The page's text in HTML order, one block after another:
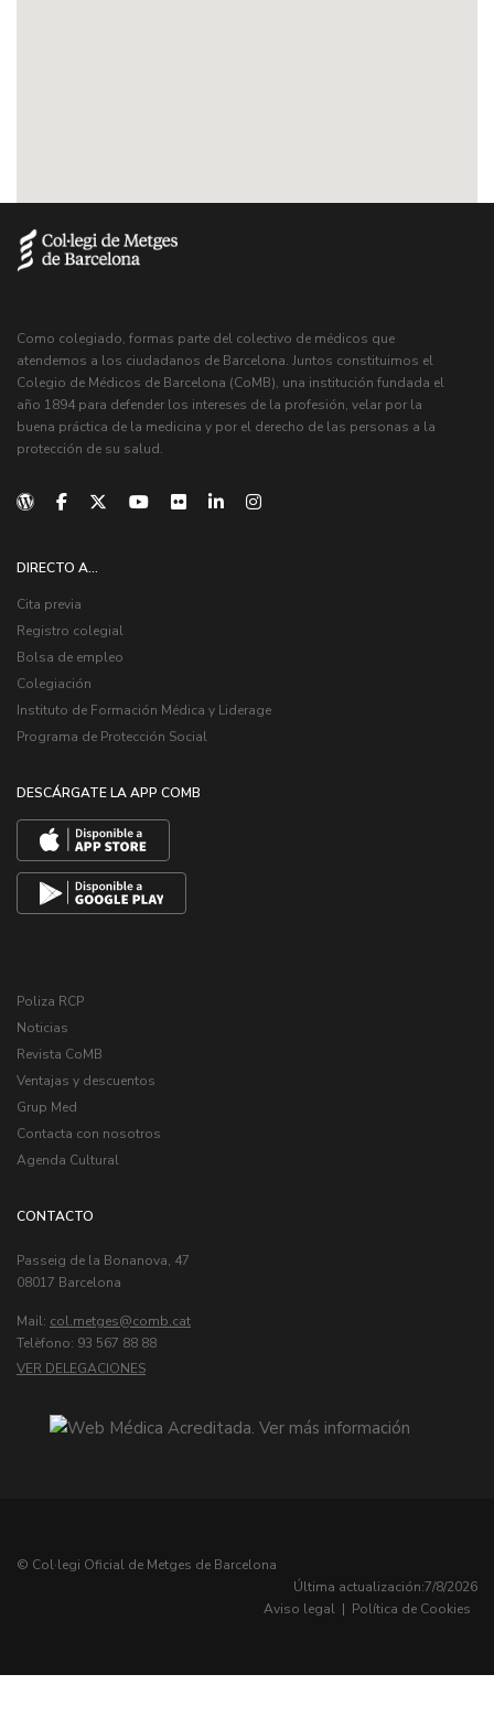
Como colegiado, formas parte del colectivo de médicos que
atendemos a los ciudadanos de Barcelona. Juntos constituimos el
Colegio de Médicos de Barcelona (CoMB), una institución fundada el
año 1894 para defender los intereses de la profesión, velar por la
buena práctica de la medicina y por el derecho de las personas a la
protección de su salud.
DIRECTO A...
Cita previa
Registro colegial
Bolsa de empleo
Colegiación
Instituto de Formación Médica y Liderage
Programa de Protección Social
DESCÁRGATE LA APP COMB
Poliza RCP
Noticias
Revista CoMB
Ventajas y descuentos
Grup Med
Contacta con nosotros
Agenda Cultural
CONTACTO
Passeig de la Bonanova, 47
08017 Barcelona
Mail: col.metges
Telèfono: 93 567 88 88
VER DELEGACIONES
© Col·legi Oficial de Metges de Barcelona
Última actualización:7/8/2026
Aviso legal | Política de Cookies